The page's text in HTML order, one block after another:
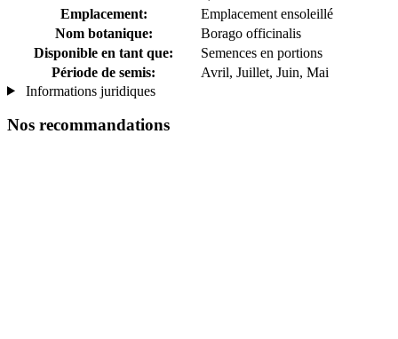
Emplacement:
Emplacement ensoleillé
Nom botanique:
Borago officinalis
Disponible en tant que:
Semences en portions
Période de semis:
Avril, Juillet, Juin, Mai
Informations juridiques
Nos recommandations